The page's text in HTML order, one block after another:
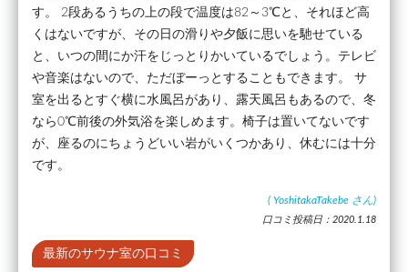
す。 2段あるうちの上の段で温度は82～3℃と、それほど高
くはないですが、その日の滑りや夕飯に思いを馳せている
と、いつの間にか汗をじっとりかいているでしょう。テレビ
や音楽はないので、ただぼーっとすることもできます。 サ
室を出るとすぐ横に水風呂があり、露天風呂もあるので、冬
なら0℃前後の外気浴を楽しめます。椅子は置いてないです
が、座るのにちょうどいい岩がいくつかあり、休むには十分
です。
( YoshitakaTakebe さん)
口コミ投稿日：2020.1.18
最新のサウナ室の口コミ